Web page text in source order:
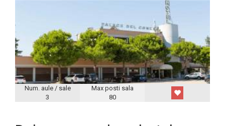
Num. aule / sale
3
Max posti sala
80